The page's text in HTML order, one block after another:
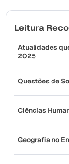
Leitura
Atualidades
2025
Questões de
Ciências
Geografia no